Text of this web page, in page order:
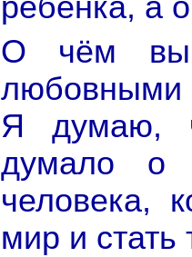
ребёнка, а
О чём вы
любовными
Я думаю,
думало о
человека,
мир и стать